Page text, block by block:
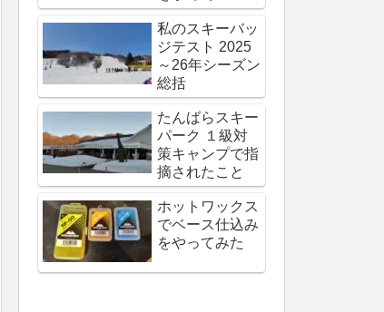
私のスキーバッ
ジテスト 2025
～26年シーズン
総括
たんばらスキー
パーク １級対
策キャンプで指
摘されたこと
ホットワックス
でベース仕込み
をやってみた